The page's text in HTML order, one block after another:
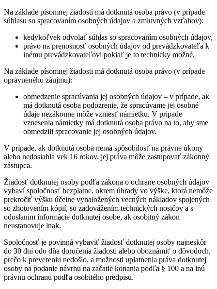
Na základe písomnej žiadosti má dotknutá osoba právo (v prípade
súhlasu so spracovaním osobných údajov a zmluvných vzťahov):
kedykoľvek odvolať súhlas so spracovaním osobných údajov,
právo na prenosnosť osobných údajov od prevádzkovateľa k
inému prevádzkovateľovi pokiaľ je to technicky možné,
Na základe písomnej žiadosti má dotknutá osoba právo (v prípade
oprávneného záujmu):
obmedzenie spracúvania jej osobných údajov – v prípade, ak
má dotknutá osoba podozrenie, že spracúvame jej osobné
údaje nezákonne môže vzniesť námietku. V prípade
vznesenia námietky má dotknutá osoba právo na to, aby sme
obmedzili spracovanie jej osobných údajov.
V prípade, ak dotknutá osoba nemá spôsobilosť na právne úkony
alebo nedosiahla vek 16 rokov, jej práva môže zastupovať zákonný
zástupca.
Žiadosť dotknutej osoby podľa zákona o ochrane osobných údajov
vybaví spoločnosť bezplatne, okrem úhrady vo výške, ktorá nemôže
prekročiť výšku účelne vynaložených vecných nákladov spojených
so zhotovením kópií, so zadovážením technických nosičov a s
odoslaním informácie dotknutej osobe, ak osobitný zákon
neustanovuje inak.
Spoločnosť je povinná vybaviť žiadosť dotknutej osoby najneskôr
do 30 dní odo dňa doručenia žiadosti alebo oboznámiť o dôvodoch,
prečo k prevereniu nedošlo, a možnosti uplatnenia práva dotknutej
osoby na podanie návrhu na začatie konania podľa § 100 a na inú
právnu ochranu podľa osobitého predpisu.